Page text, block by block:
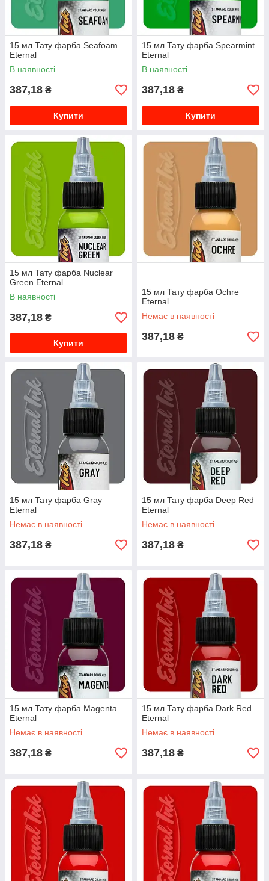
15 мл Тату фарба Seafoam
Eternal
В наявності
387,18 ₴
Купити
15 мл Тату фарба Spearmint
Eternal
В наявності
387,18 ₴
Купити
15 мл Тату фарба Nuclear
Green Eternal
В наявності
387,18 ₴
Купити
15 мл Тату фарба Ochre
Eternal
Немає в наявності
387,18 ₴
15 мл Тату фарба Gray
Eternal
Немає в наявності
387,18 ₴
15 мл Тату фарба Deep Red
Eternal
Немає в наявності
387,18 ₴
15 мл Тату фарба Magenta
Eternal
Немає в наявності
387,18 ₴
15 мл Тату фарба Dark Red
Eternal
Немає в наявності
387,18 ₴